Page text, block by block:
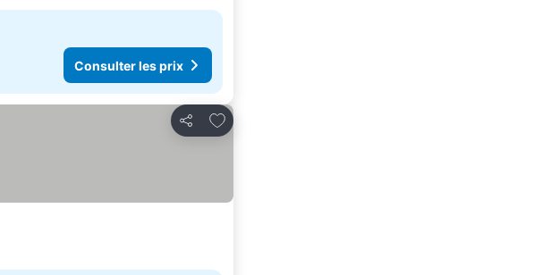
Consulter les prix
Partager
Ajouter à mes favoris